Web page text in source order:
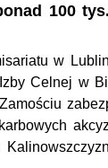
100
w
Celnej w